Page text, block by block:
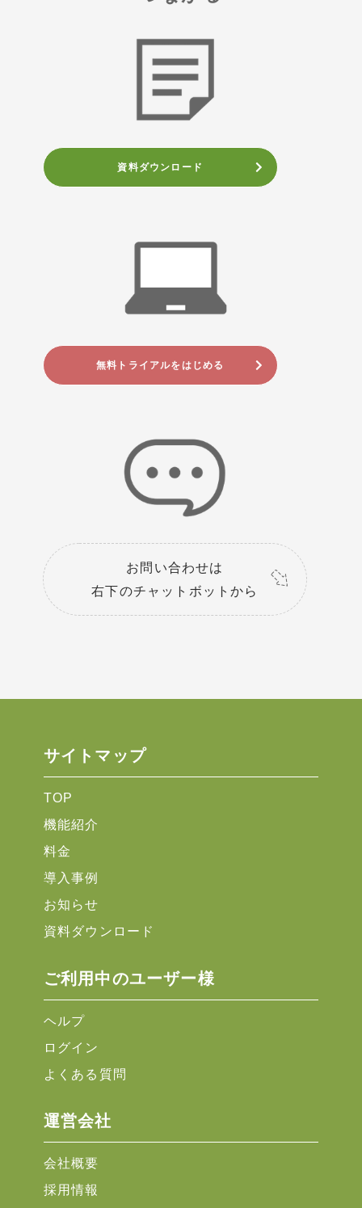
資料ダウンロード
無料トライアルをはじめる
お問い合わせは
右下のチャットボットから
サイトマップ
TOP
機能紹介
料金
導入事例
お知らせ
資料ダウンロード
ご利用中のユーザー様
ヘルプ
ログイン
よくある質問
運営会社
会社概要
採用情報